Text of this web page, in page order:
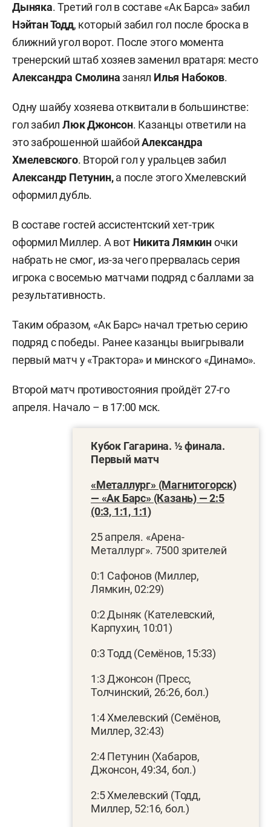
Дыняка. Третий гол в составе «Ак Барса» забил
Нэйтан Тодд, который забил гол после броска в
ближний угол ворот. После этого момента
тренерский штаб хозяев заменил вратаря: место
Александра Смолиназанял Илья Набоков.
Одну шайбу хозяева отквитали в большинстве:
гол забилЛюк Джонсон. Казанцы ответили на
это заброшенной шайбойАлександра
Хмелевского. Второй гол у уральцев забил
Александр Петунин,а после этого Хмелевский
оформил дубль.
В составе гостей ассистентский хет-трик
оформил Миллер. А вот Никита Лямкиночки
набрать не смог, из-за чего прервалась серия
игрока с восемью матчами подряд с баллами за
результативность.
Таким образом, «Ак Барс» ​начал третью серию
подряд с победы. Ранее казанцы выигрывали
первый матч у «Трактора» и минского «Динамо».
Второй матч противостояния пройдёт 27-го
апреля. Начало –​ в 17:00 мск.
Кубок Гагарина. ½ финала.
Первый матч
«Металлург» (Магнитогорск)
— «Ак Барс» (Казань) — 2:5
(0:3, 1:1, 1:1)
25 апреля. «Арена-
Металлург». 7500 зрителей
0:1 Сафонов (Миллер,
Лямкин, 02:29)
0:2 Дыняк (Кателевский,
Карпухин, 10:01)
0:3 Тодд (Семёнов, 15:33)
1:3 Джонсон (Пресс,
Толчинский, 26:26, бол.)
1:4 Хмелевский (Семёнов,
Миллер, 32:43)
2:4 Петунин (Хабаров,
Джонсон, 49:34, бол.)
2:5 Хмелевский (Тодд,
Миллер, 52:16, бол.)